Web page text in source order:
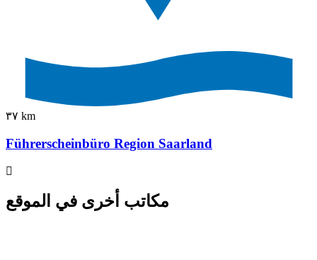
٣٧ km
Führerscheinbüro Region Saarland
مكاتب أخرى في الموقع